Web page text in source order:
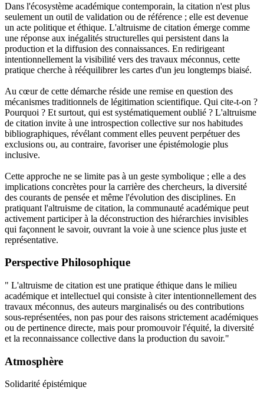
Dans l'écosystème académique contemporain, la citation n'est plus
seulement un outil de validation ou de référence ; elle est devenue
un acte politique et éthique. L'altruisme de citation émerge comme
une réponse aux inégalités structurelles qui persistent dans la
production et la diffusion des connaissances. En redirigeant
intentionnellement la visibilité vers des travaux méconnus, cette
pratique cherche à rééquilibrer les cartes d'un jeu longtemps biaisé.
Au cœur de cette démarche réside une remise en question des
mécanismes traditionnels de légitimation scientifique. Qui cite-t-on ?
Pourquoi ? Et surtout, qui est systématiquement oublié ? L'altruisme
de citation invite à une introspection collective sur nos habitudes
bibliographiques, révélant comment elles peuvent perpétuer des
exclusions ou, au contraire, favoriser une épistémologie plus
inclusive.
Cette approche ne se limite pas à un geste symbolique ; elle a des
implications concrètes pour la carrière des chercheurs, la diversité
des courants de pensée et même l'évolution des disciplines. En
pratiquant l'altruisme de citation, la communauté académique peut
activement participer à la déconstruction des hiérarchies invisibles
qui façonnent le savoir, ouvrant la voie à une science plus juste et
représentative.
Perspective Philosophique
" L'altruisme de citation est une pratique éthique dans le milieu
académique et intellectuel qui consiste à citer intentionnellement des
travaux méconnus, des auteurs marginalisés ou des contributions
sous-représentées, non pas pour des raisons strictement académiques
ou de pertinence directe, mais pour promouvoir l'équité, la diversité
et la reconnaissance collective dans la production du savoir."
Atmosphère
Solidarité épistémique